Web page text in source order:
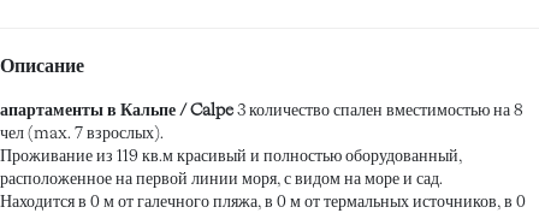
Описание
апартаменты в Кальпе / Calpe 3 количество спален вместимостью на 8
чел (max. 7 взрослых).
Проживание из 119 кв.м красивый и полностью оборудованный,
расположенное на первой линии моря, с видом на море и сад.
Находится в 0 м от галечного пляжа, в 0 м от термальных источников, в 0